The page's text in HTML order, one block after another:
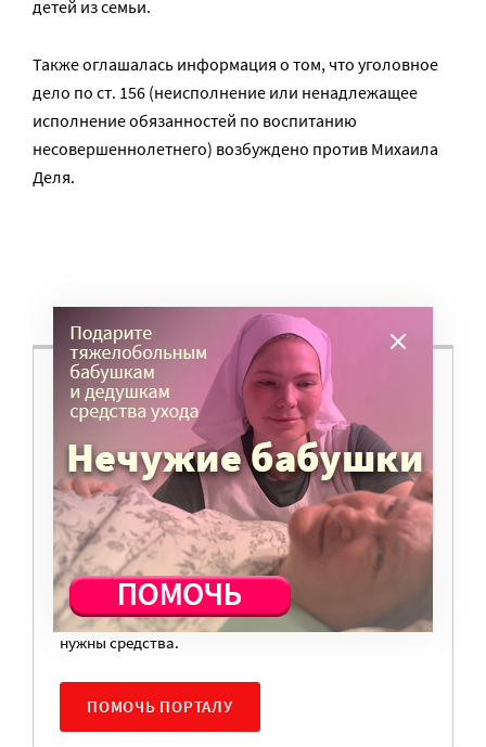
детей из семьи.
Также оглашалась информация о том, что уголовное
дело по ст. 156 (неисполнение или ненадлежащее
исполнение обязанностей по воспитанию
несовершеннолетнего) возбуждено против Михаила
Деля.
ВАМ ВАЖНО, ЧТОБЫ РАЗГОВОР НА ЭТУ
ТЕМУ ПРОДОЛЖИЛСЯ? ПОДДЕРЖИТЕ
Мы просим подписаться на небольшой, но
регулярный платеж в пользу нашего сайта.
Милосердие.ru работает благодаря добровольным
пожертвованиям наших читателей. На
командировки, съемки, зарплаты редакторов,
журналистов и техническую поддержку сайта
нужны средства.
ПОМОЧЬ ПОРТАЛУ